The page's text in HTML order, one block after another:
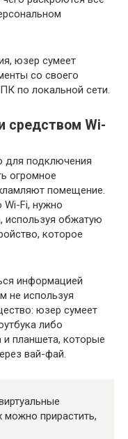
юзер сумеет
со своего
по локальной сети.
средством Wi-
для подключения
огромное
помещение.
Wi-Fi, нужно
используя обжатую
которое
информацией
не используя
юзер сумеет
либо
планшета, которые
вай-фай.
можно прирастить,